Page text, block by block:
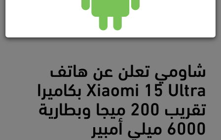
شاومي تعلن عن هاتف
Xiaomi 15 Ultra بكاميرا
تقريب 200 ميجا وبطارية
6000 ميلي أمبير